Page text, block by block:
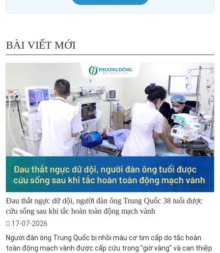
BÀI VIẾT MỚI
Đau thắt ngực dữ dội, người đàn ông Trung Quốc 38 tuổi được
cứu sống sau khi tắc hoàn toàn động mạch vành
17-07-2026
Người đàn ông Trung Quốc bị nhồi máu cơ tim cấp do tắc hoàn
toàn động mạch vành được cấp cứu trong "giờ vàng" và can thiệp